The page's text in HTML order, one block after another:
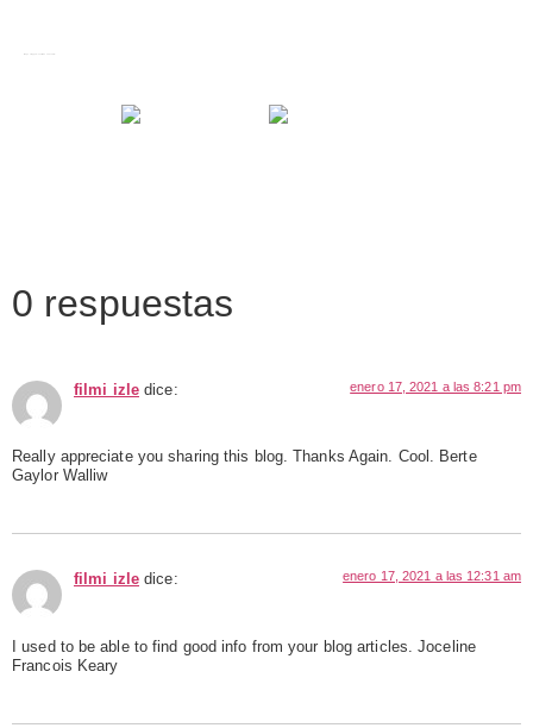
0 respuestas
filmi izle dice: enero 17, 2021 a las 8:21 pm
Really appreciate you sharing this blog. Thanks Again. Cool. Berte
Gaylor Walliw
filmi izle dice: enero 17, 2021 a las 12:31 am
I used to be able to find good info from your blog articles. Joceline
Francois Keary